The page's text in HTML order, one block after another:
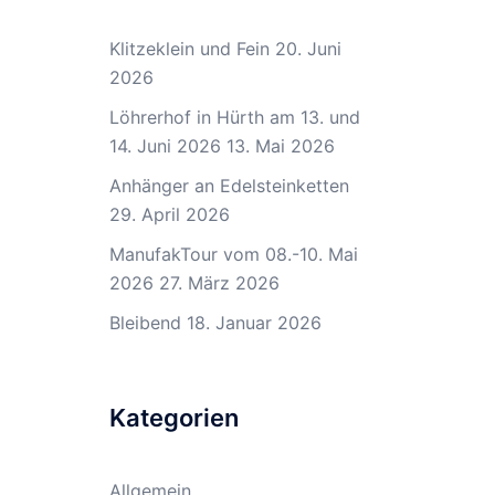
Klitzeklein und Fein 20. Juni
2026
Löhrerhof in Hürth am 13. und
14. Juni 2026 13. Mai 2026
Anhänger an Edelsteinketten
29. April 2026
ManufakTour vom 08.-10. Mai
2026 27. März 2026
Bleibend 18. Januar 2026
Kategorien
Allgemein